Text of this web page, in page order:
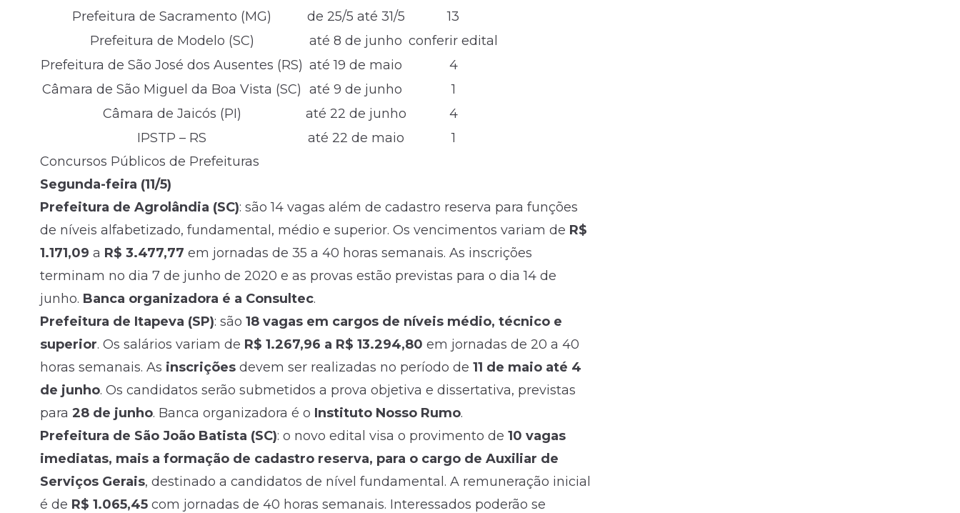
Prefeitura de Sacramento (MG)
de 25/5 até 31/5
13
Prefeitura de Modelo (SC)
até 8 de junho conferir edital
Prefeitura de São José dos Ausentes (RS) até 19 de maio
4
Câmara de São Miguel da Boa Vista (SC) até 9 de junho
1
Câmara de Jaicós (PI)
até 22 de junho
4
IPSTP – RS
até 22 de maio
1
Concursos Públicos de Prefeituras
Segunda-feira (11/5)
Prefeitura de Agrolândia (SC): são 14 vagas além de cadastro reserva para funções
de níveis alfabetizado, fundamental, médio e superior. Os vencimentos variam de R$
1.171,09 a R$ 3.477,77 em jornadas de 35 a 40 horas semanais. As inscrições
terminam no dia 7 de junho de 2020 e as provas estão previstas para o dia 14 de
junho. Banca organizadora é a Consultec.
Prefeitura de Itapeva (SP): são 18 vagas em cargos de níveis médio, técnico e
superior. Os salários variam de R$ 1.267,96 a R$ 13.294,80 em jornadas de 20 a 40
horas semanais. As inscrições devem ser realizadas no período de 11 de maio até 4
de junho. Os candidatos serão submetidos a prova objetiva e dissertativa, previstas
para 28 de junho. Banca organizadora é o Instituto Nosso Rumo.
Prefeitura de São João Batista (SC): o novo edital visa o provimento de 10 vagas
imediatas, mais a formação de cadastro reserva, para o cargo de Auxiliar de
Serviços Gerais, destinado a candidatos de nível fundamental. A remuneração inicial
é de R$ 1.065,45 com jornadas de 40 horas semanais. Interessados poderão se